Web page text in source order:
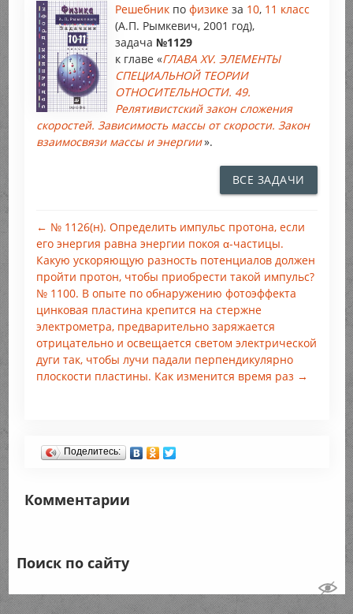
Решебник по физике за 10, 11 класс
(А.П. Рымкевич, 2001 год),
задача №1129
к главе «ГЛАВА XV. ЭЛЕМЕНТЫ
СПЕЦИАЛЬНОЙ ТЕОРИИ
ОТНОСИТЕЛЬНОСТИ. 49.
Релятивистский закон сложения
скоростей. Зависимость массы от скорости. Закон
взаимосвязи массы и энергии».
ВСЕ ЗАДАЧИ
← № 1126(н). Определить импульс протона, если
его энергия равна энергии покоя α-частицы.
Какую ускоряющую разность потенциалов должен
пройти протон, чтобы приобрести такой импульс?
№ 1100. В опыте по обнаружению фотоэффекта
цинковая пластина крепится на стержне
электрометра, предварительно заряжается
отрицательно и освещается светом электрической
дуги так, чтобы лучи падали перпендикулярно
плоскости пластины. Как изменится время раз →
Поделитесь:
Комментарии
Поиск по сайту